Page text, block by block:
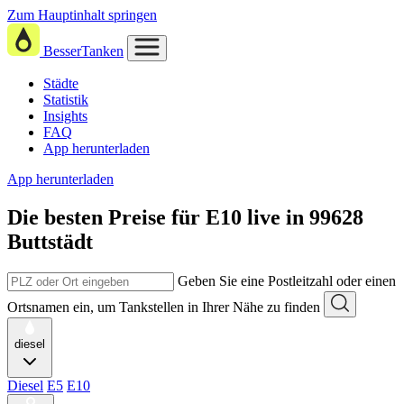
Zum Hauptinhalt springen
BesserTanken
Städte
Statistik
Insights
FAQ
App herunterladen
App herunterladen
Die besten Preise für E10 live in 99628
Buttstädt
Geben Sie eine Postleitzahl oder einen
Ortsnamen ein, um Tankstellen in Ihrer Nähe zu finden
diesel
Diesel E5 E10